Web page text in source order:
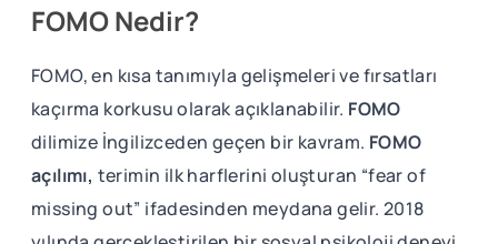
FOMO Nedir?
FOMO, en kısa tanımıyla gelişmeleri ve fırsatları
kaçırma korkusu olarak açıklanabilir. FOMO
dilimize İngilizceden geçen bir kavram. FOMO
açılımı, terimin ilk harflerini oluşturan “fear of
missing out” ifadesinden meydana gelir. 2018